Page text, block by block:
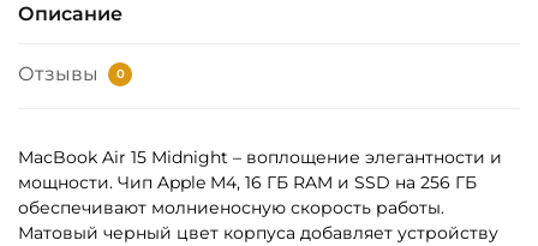
Описание
Отзывы 0
MacBook Air 15 Midnight – воплощение элегантности и
мощности. Чип Apple M4, 16 ГБ RAM и SSD на 256 ГБ
обеспечивают молниеносную скорость работы.
Матовый черный цвет корпуса добавляет устройству